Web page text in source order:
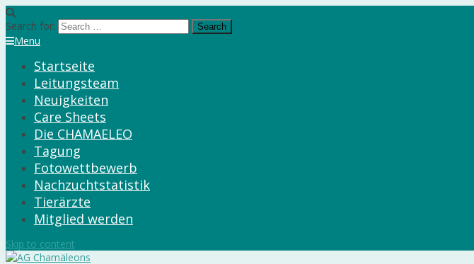
Search for:
Menu
Startseite
Leitungsteam
Neuigkeiten
Care Sheets
Die CHAMAELEO
Tagung
Fotowettbewerb
Nachzuchtstatistik
Tierärzte
Mitglied werden
Skip to content